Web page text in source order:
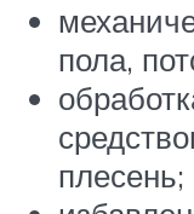
пола,
плесень;